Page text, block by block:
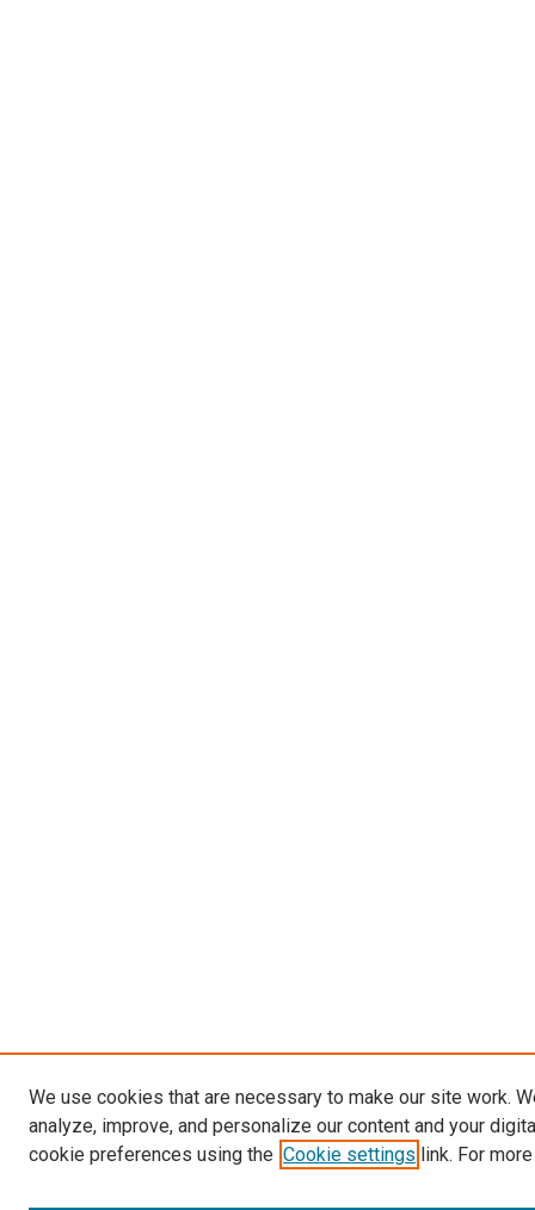
We use cookies that are necessary to make our site work.
analyze, improve, and personalize our content and your
cookie preferences using the Cookie settings link. For